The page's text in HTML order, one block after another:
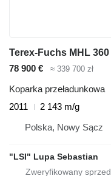
Terex-Fuchs MHL 360
78 900 €
≈ 339 700 zł
Koparka przeładunkowa
2011
2 143 m/g
Polska, Nowy Sącz
"LSI" Lupa Sebastian